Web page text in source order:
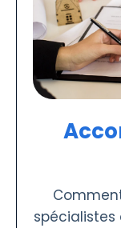
spécialistes